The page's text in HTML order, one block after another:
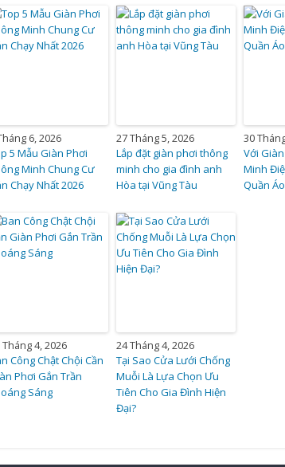
6, 2026
5 Mẫu Giàn Phơi
Minh Chung Cư
Chạy Nhất 2026
27 Tháng 5, 2026
Lắp đặt giàn phơi thông
minh cho gia đình anh
Hòa tại Vũng Tàu
30
Với
Minh
Quần
Tháng 4, 2026
Công Chật Chội Cần
Phơi Gắn Trần
Sáng
24 Tháng 4, 2026
Tại Sao Cửa Lưới Chống
Muỗi Là Lựa Chọn Ưu
Tiên Cho Gia Đình Hiện
Đại?